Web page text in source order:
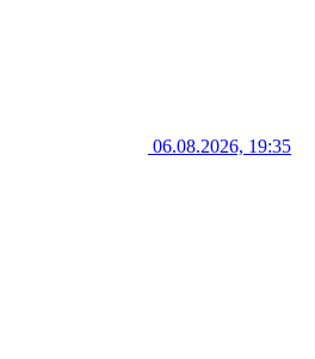
06.08.2026, 19:35